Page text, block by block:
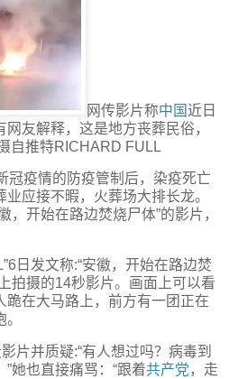
网传影片称中国近日
友解释，这是地方丧葬民俗，
自推特RICHARD FULL
冠疫情的防疫管制后，染疫死亡
应接不暇，火葬场大排长龙。
，开始在路边焚烧尸体”的影片，
日发文称:“安徽，开始在路边焚
拍摄的14秒影片。画面上可以看
跪在大马路上，前方有一团正在
片并质疑:“有人想过吗？病毒到
她也直接痛骂：“跟着共产党，走